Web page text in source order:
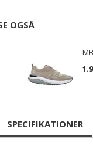
OGSÅ
SPECIFIKATIONER